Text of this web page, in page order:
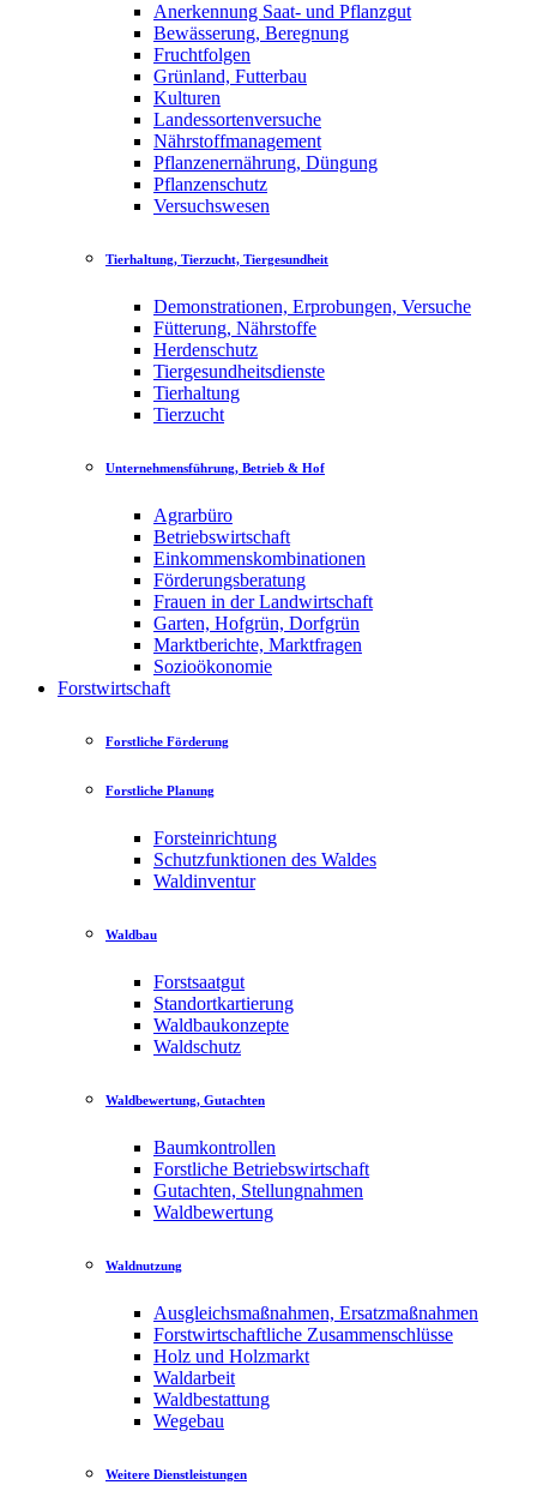
Anerkennung Saat- und Pflanzgut
Bewässerung, Beregnung
Fruchtfolgen
Grünland, Futterbau
Kulturen
Landessortenversuche
Nährstoffmanagement
Pflanzenernährung, Düngung
Pflanzenschutz
Versuchswesen
Tierhaltung, Tierzucht, Tiergesundheit
Demonstrationen, Erprobungen, Versuche
Fütterung, Nährstoffe
Herdenschutz
Tiergesundheitsdienste
Tierhaltung
Tierzucht
Unternehmensführung, Betrieb & Hof
Agrarbüro
Betriebswirtschaft
Einkommenskombinationen
Förderungsberatung
Frauen in der Landwirtschaft
Garten, Hofgrün, Dorfgrün
Marktberichte, Marktfragen
Sozioökonomie
Forstwirtschaft
Forstliche Förderung
Forstliche Planung
Forsteinrichtung
Schutzfunktionen des Waldes
Waldinventur
Waldbau
Forstsaatgut
Standortkartierung
Waldbaukonzepte
Waldschutz
Waldbewertung, Gutachten
Baumkontrollen
Forstliche Betriebswirtschaft
Gutachten, Stellungnahmen
Waldbewertung
Waldnutzung
Ausgleichsmaßnahmen, Ersatzmaßnahmen
Forstwirtschaftliche Zusammenschlüsse
Holz und Holzmarkt
Waldarbeit
Waldbestattung
Wegebau
Weitere Dienstleistungen